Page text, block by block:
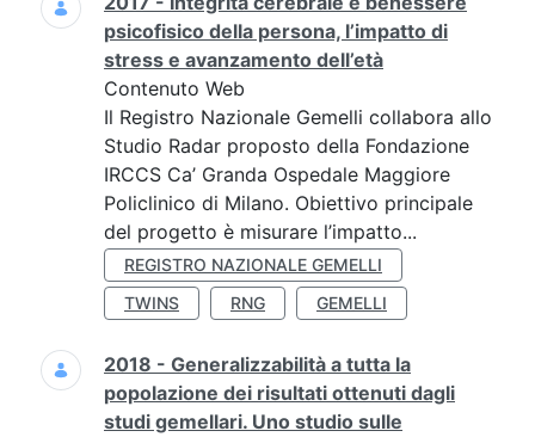
psicofisico della persona, l’impatto di
stress e avanzamento dell’età
Contenuto Web
Il Registro Nazionale Gemelli collabora allo
Studio Radar proposto della Fondazione
IRCCS Ca’ Granda Ospedale Maggiore
Policlinico di Milano. Obiettivo principale
del progetto è misurare l’impatto...
REGISTRO NAZIONALE GEMELLI
TWINS
RNG GEMELLI
2018 - Generalizzabilità a tutta la
popolazione dei risultati ottenuti dagli
studi gemellari. Uno studio sulle